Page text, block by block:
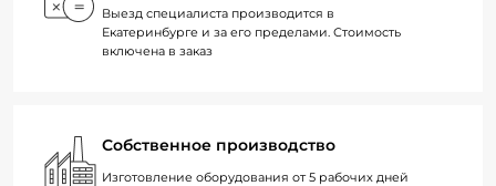
Выезд специалиста производится в
Екатеринбурге и за его пределами. Стоимость
включена в заказ
Собственное производство
Изготовление оборудования от 5 рабочих дней